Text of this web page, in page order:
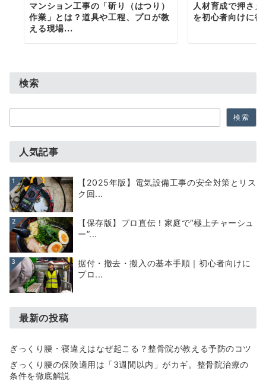
マンション工事の「斫り（はつり）
作業」とは？道具や工程、プロが教
える現場...
人材育成で押さ
を初心者向けに徹
検索
索
検索
人気記事
1
【2025年版】電気設備工事の安全対策とリス
ク回...
2
【保存版】プロ直伝！家庭で“極上チャーシュ
ー”...
3
据付・撤去・搬入の基本手順｜初心者向けに
プロ...
最新の投稿
ぎっくり腰・寝違えはなぜ起こる？整骨院が教える予防のコツ
ぎっくり腰の保険適用は「3週間以内」がカギ。整骨院治療の
条件を徹底解説